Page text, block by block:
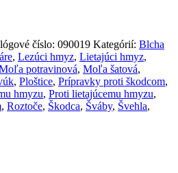
číslo: 090019 Kategórií: Blcha
, Lezúci hmyz, Lietajúci hmyz,
potravinová, Moľa šatová,
, Ploštice, Prípravky proti škodcom,
hmyzu, Proti lietajúcemu hmyzu,
, Roztoče, Škodca, Šváby, Švehla,